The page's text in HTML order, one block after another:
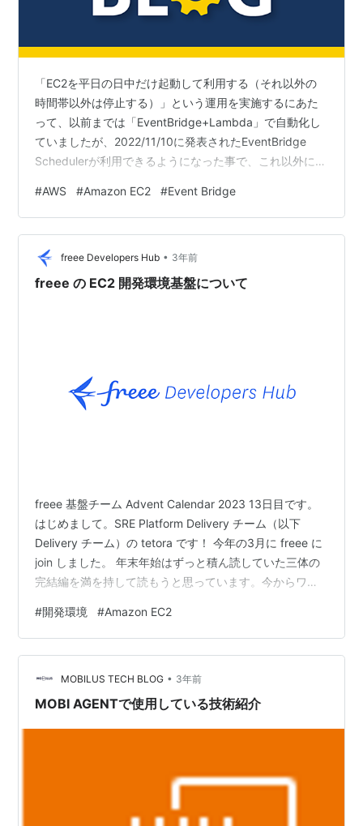
「EC2を平日の日中だけ起動して利用する（それ以外の
時間帯以外は停止する）」という運用を実施するにあた
って、以前までは「EventBridge+Lambda」で自動化し
ていましたが、2022/11/10に発表されたEventBridge
Schedulerが利用できるようになった事で、これ以外にも
では、EC2を平日の日中だけ稼働させる方法を紹介しま
す。 EventBridge Schedulerとは 概要 料金 設定方法
IAMポリシー作成 IAMロール作成 EventBridge
Schedulerのスケジュール作成 EC2起動用スケジュー…
#AWS #Amazon EC2 #Event Bridge
freee Developers Hub • 3年前
freee の EC2 開発環境基盤について
freee 基盤チーム Advent Calendar 2023 13日目です。
はじめまして。SRE Platform Delivery チーム（以下
Delivery チーム）の tetora です！ 今年の3月に freee に
join しました。 年末年始はずっと積ん読していた三体の
完結編を満を持して読もうと思っています。今からワク
クト開発に Amazon EC2 を標準の開発環境として採用し
ています。 どの IT 企業でも入社したエンジニアがまずは
じめにやることは開発環境の構築かと思います。 そして
多くの場合、開発環境の構…
#開発環境 #Amazon EC2
MOBILUS TECH BLOG • 3年前
MOBI AGENTで使用している技術紹介